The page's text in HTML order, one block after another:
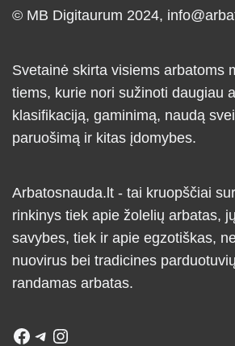
© MB Digitaurum 2024,
Svetainė skirta visiems arbatoms
tiems, kurie nori sužinoti daugiau
klasifikaciją, gaminimą, naudą
paruošimą ir kitas įdomybes.
Arbatosnauda.lt - tai kruopščiai
rinkinys tiek apie žolelių arbatas,
savybes, tiek ir apie egzotiškas,
nuovirus bei tradicines
randamas arbatas.